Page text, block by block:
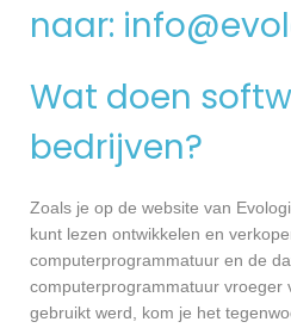
naar:
Wat doen
bedrijven?
Zoals je op de website van
kunt lezen ontwikkelen en
computerprogrammatuur en de
computerprogrammatuur vroeger
gebruikt werd, kom je het